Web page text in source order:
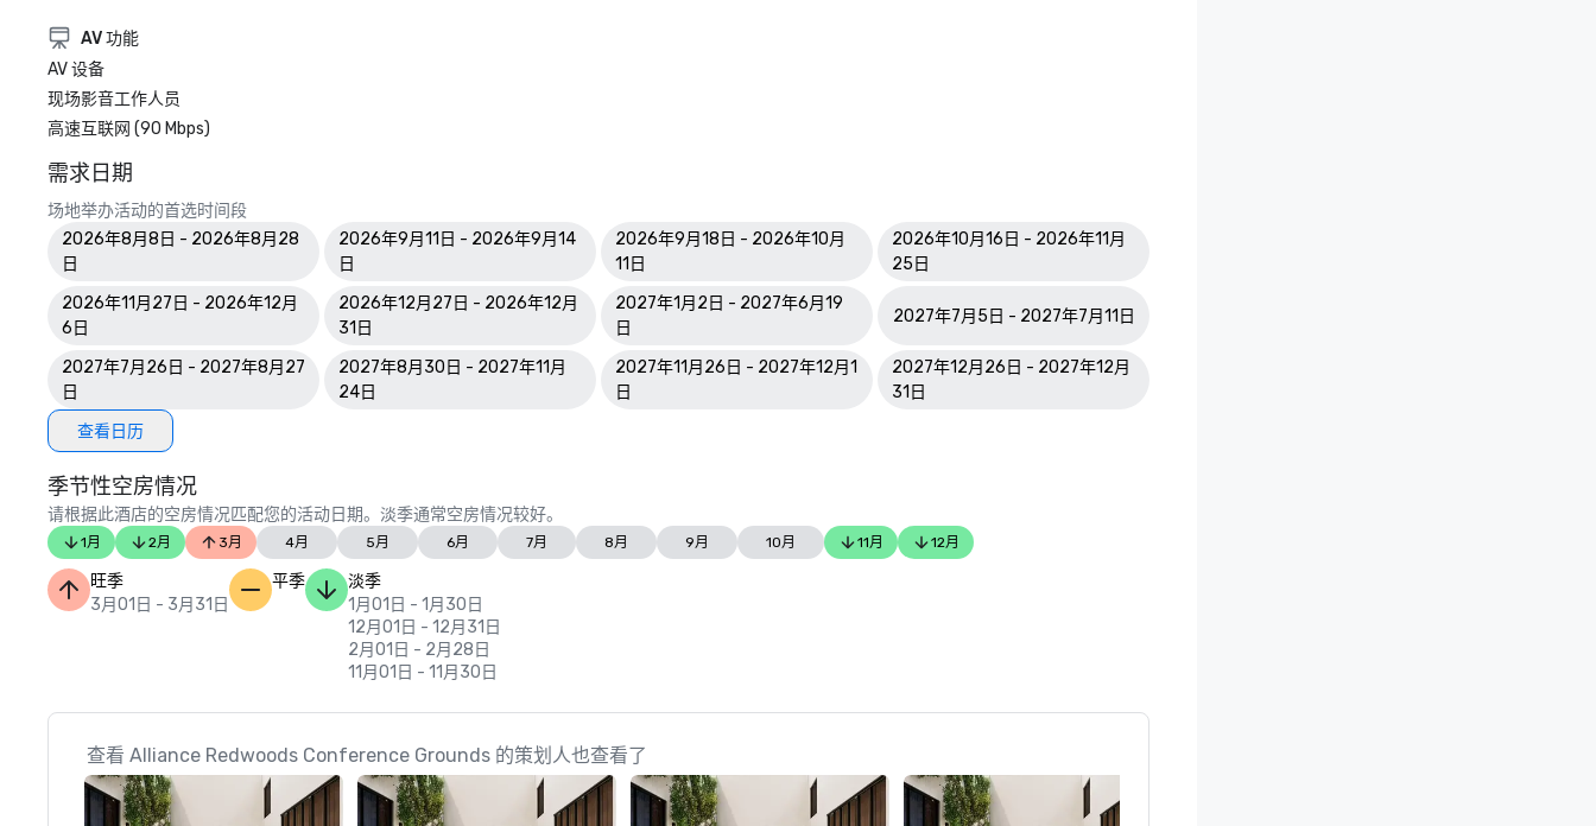
AV 功能
AV 设备
现场影音工作人员
高速互联网 (90 Mbps)
需求日期
场地举办活动的首选时间段
2026年8月8日 - 2026年8月28
日
2026年9月11日 - 2026年9月14
日
2026年9月18日 - 2026年10月
11日
2026年10月16日 - 2026年11月
25日
2026年11月27日 - 2026年12月
6日
2026年12月27日 - 2026年12月
31日
2027年1月2日 - 2027年6月19
日
2027年7月5日 - 2027年7月11日
2027年7月26日 - 2027年8月27
日
2027年8月30日 - 2027年11月
24日
2027年11月26日 - 2027年12月1
日
2027年12月26日 - 2027年12月
31日
查看日历
季节性空房情况
请根据此酒店的空房情况匹配您的活动日期。淡季通常空房情况较好。
1月 2月 3月 4月 5月 6月 7月 8月 9月 10月 11月 12月
旺季
3月01日 - 3月31日
平季
淡季
1月01日 - 1月30日
12月01日 - 12月31日
2月01日 - 2月28日
11月01日 - 11月30日
查看 Alliance Redwoods Conference Grounds 的策划人也查看了